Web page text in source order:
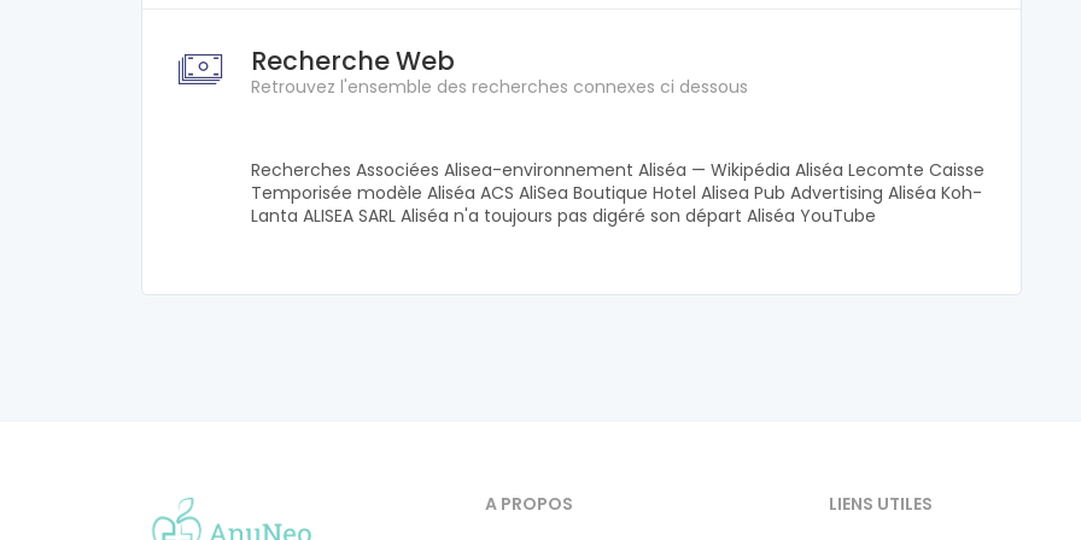
Recherche Web
Retrouvez l'ensemble des recherches connexes ci dessous
Recherches Associées Alisea-environnement Aliséa — Wikipédia Aliséa Lecomte Caisse
Temporisée modèle Aliséa ACS AliSea Boutique Hotel Alisea Pub Advertising Aliséa Koh-
Lanta ALISEA SARL Aliséa n'a toujours pas digéré son départ Aliséa YouTube
A PROPOS
LIENS UTILES